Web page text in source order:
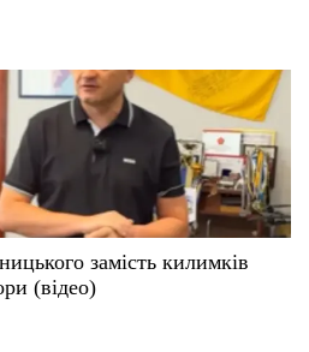
замість килимків
(відео)